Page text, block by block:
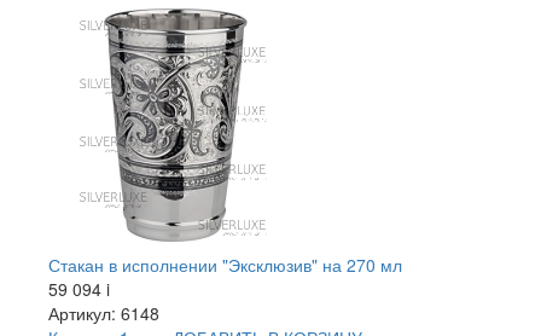
Стакан в исполнении "Эксклюзив" на 270 мл
59 094 i
Артикул: 6148